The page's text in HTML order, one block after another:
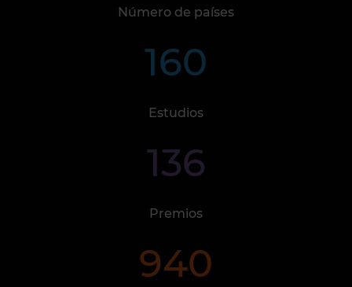
Número de países
160
Estudios
136
Premios
940